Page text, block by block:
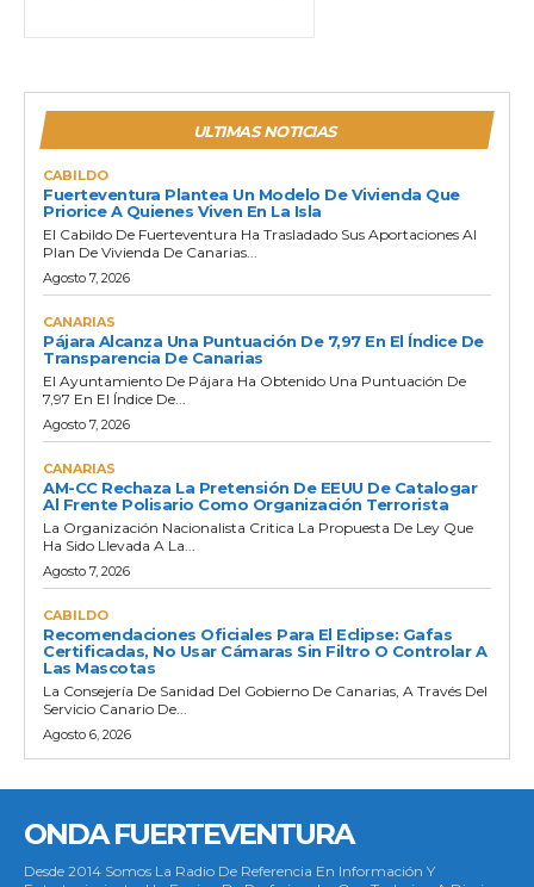
ULTIMAS NOTICIAS
CABILDO
Fuerteventura Plantea Un Modelo De Vivienda Que
Priorice A Quienes Viven En La Isla
El Cabildo De Fuerteventura Ha Trasladado Sus Aportaciones Al
Plan De Vivienda De Canarias...
Agosto 7, 2026
CANARIAS
Pájara Alcanza Una Puntuación De 7,97 En El Índice De
Transparencia De Canarias
El Ayuntamiento De Pájara Ha Obtenido Una Puntuación De
7,97 En El Índice De...
Agosto 7, 2026
CANARIAS
AM-CC Rechaza La Pretensión De EEUU De Catalogar
Al Frente Polisario Como Organización Terrorista
La Organización Nacionalista Critica La Propuesta De Ley Que
Ha Sido Llevada A La...
Agosto 7, 2026
CABILDO
Recomendaciones Oficiales Para El Eclipse: Gafas
Certificadas, No Usar Cámaras Sin Filtro O Controlar A
Las Mascotas
La Consejería De Sanidad Del Gobierno De Canarias, A Través Del
Servicio Canario De...
Agosto 6, 2026
ONDA FUERTEVENTURA
Desde 2014 Somos La Radio De Referencia En Información Y